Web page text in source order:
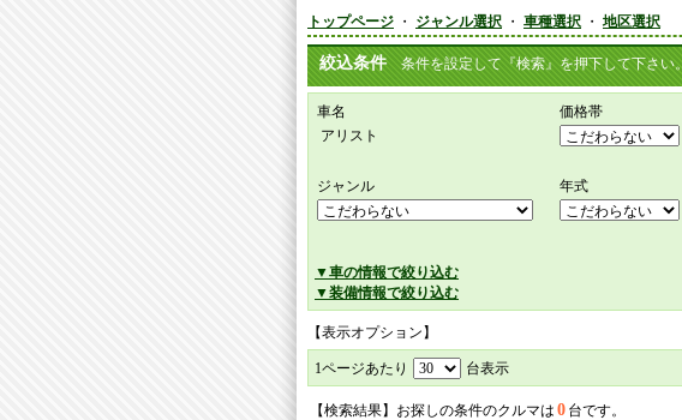
トップページ ・ ジャンル選択 ・ 車種選択 ・ 地区選択
絞込条件 条件を設定して『検索』を押下して下さい。
車名 価格帯
アリスト
ジャンル
年式
▼車の情報で絞り込む
▼装備情報で絞り込む
【表示オプション】
1ページあたり 台表示
【検索結果】お探しの条件のクルマは 0 台です。